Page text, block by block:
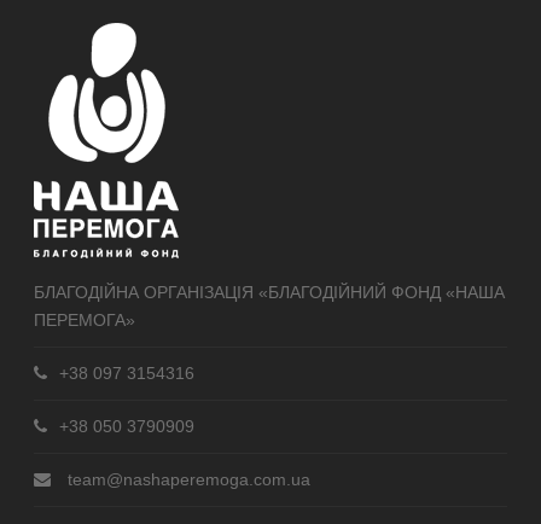
БЛАГОДІЙНА ОРГАНІЗАЦІЯ «БЛАГОДІЙНИЙ ФОНД «НАША
ПЕРЕМОГА»
+38 097 3154316
+38 050 3790909
team@nashaperemoga.com.ua